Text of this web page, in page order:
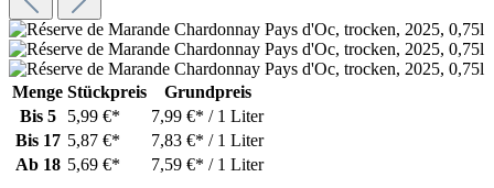
Menge Stückpreis
Grundpreis
Bis 5 5,99 €*
7,99 €* / 1 Liter
Bis 17 5,87 €*
7,83 €* / 1 Liter
Ab 18 5,69 €* 7,59 €* / 1 Liter